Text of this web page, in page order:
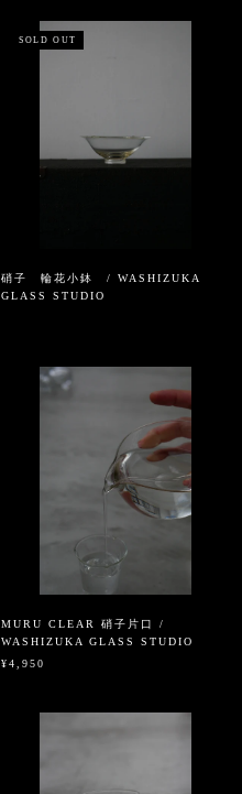
SOLD OUT
硝子 輪花小鉢 / WASHIZUKA
GLASS STUDIO
MURU CLEAR 硝子片口 /
WASHIZUKA GLASS STUDIO
¥4,950